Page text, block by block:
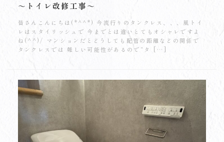
～トイレ改修工事～
皆さんこんにちは(*^^*) 今流行りのタンクレス、、、風トイ
レはスタイリッシュで 今までとは違いとてもオシャレですよ
ね(^^)/ マンションだとどうしても配管の距離などの関係で
タンクレスでは 難しい可能性があるので“タ […]